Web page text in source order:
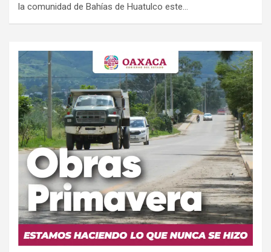
la comunidad de Bahías de Huatulco este…